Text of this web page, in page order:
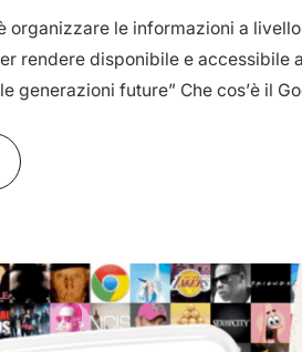
organizzare le informazioni a
rendere disponibile e
generazioni future” Che cos’è il